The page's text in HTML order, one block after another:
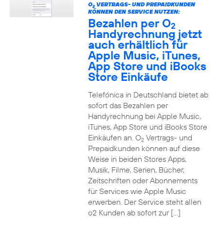
O2VERTRAGS- UND PREPAIDKUNDEN
KÖNNEN DEN SERVICE NUTZEN:
Bezahlen per O2
Handyrechnung jetzt
auch erhältlich für
Apple Music, iTunes,
App Store und iBooks
Store Einkäufe
Telefónica in Deutschland bietet ab
sofort das Bezahlen per
Handyrechnung bei Apple Music,
iTunes, App Store und iBooks Store
Einkäufen an. O2Vertrags- und
Prepaidkunden können auf diese
Weise in beiden Stores Apps,
Musik, Filme, Serien, Bücher,
Zeitschriften oder Abonnements
für Services wie Apple Music
erwerben. Der Service steht allen
o2 Kunden ab sofort zur […]